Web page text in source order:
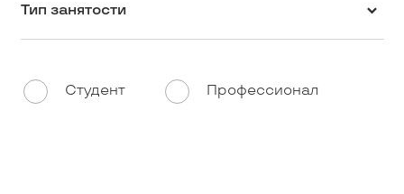
Тип занятости
Студент Профессионал